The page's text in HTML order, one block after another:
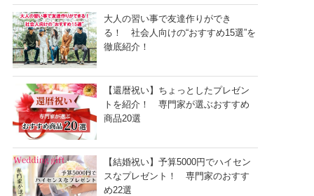
大人の習い事で友達作りができ
る！ 社会人向けの“おすすめ15選”を
徹底紹介！
【還暦祝い】ちょっとしたプレゼン
トを紹介！ 専門家が選ぶおすすめ
商品20選
【結婚祝い】予算5000円でハイセン
スなプレゼント！ 専門家のおすす
め22選